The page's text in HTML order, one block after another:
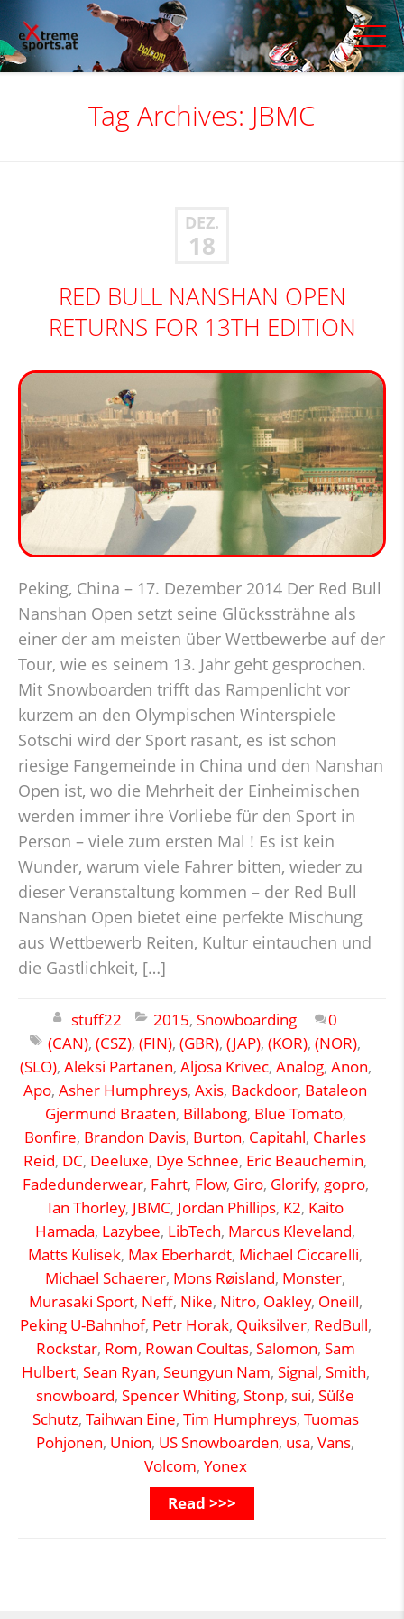
Tag Archives: JBMC
DEZ.
18
RED BULL NANSHAN OPEN
RETURNS FOR 13TH EDITION
Peking, China – 17. Dezember 2014 Der Red Bull
Nanshan Open setzt seine Glückssträhne als
einer der am meisten über Wettbewerbe auf der
Tour, wie es seinem 13. Jahr geht gesprochen.
Mit Snowboarden trifft das Rampenlicht vor
kurzem an den Olympischen Winterspiele
Sotschi wird der Sport rasant, es ist schon
riesige Fangemeinde in China und den Nanshan
Open ist, wo die Mehrheit der Einheimischen
werden immer ihre Vorliebe für den Sport in
Person – viele zum ersten Mal ! Es ist kein
Wunder, warum viele Fahrer bitten, wieder zu
dieser Veranstaltung kommen – der Red Bull
Nanshan Open bietet eine perfekte Mischung
aus Wettbewerb Reiten, Kultur eintauchen und
die Gastlichkeit, […]
stuff22 2015, Snowboarding
0
(CAN), (CSZ), (FIN), (GBR), (JAP), (KOR), (NOR),
(SLO), Aleksi Partanen, Aljosa Krivec, Analog, Anon,
Apo, Asher Humphreys, Axis, Backdoor, Bataleon
Gjermund Braaten, Billabong, Blue Tomato,
Bonfire, Brandon Davis, Burton, Capitahl, Charles
Reid, DC, Deeluxe, Dye Schnee, Eric Beauchemin,
Fadedunderwear, Fahrt, Flow, Giro, Glorify, gopro,
Ian Thorley, JBMC, Jordan Phillips, K2, Kaito
Hamada, Lazybee, LibTech, Marcus Kleveland,
Matts Kulisek, Max Eberhardt, Michael Ciccarelli,
Michael Schaerer, Mons Røisland, Monster,
Murasaki Sport, Neff, Nike, Nitro, Oakley, Oneill,
Peking U-Bahnhof, Petr Horak, Quiksilver, RedBull,
Rockstar, Rom, Rowan Coultas, Salomon, Sam
Hulbert, Sean Ryan, Seungyun Nam, Signal, Smith,
snowboard, Spencer Whiting, Stonp, sui, Süße
Schutz, Taihwan Eine, Tim Humphreys, Tuomas
Pohjonen, Union, US Snowboarden, usa, Vans,
Volcom, Yonex
Read >>>